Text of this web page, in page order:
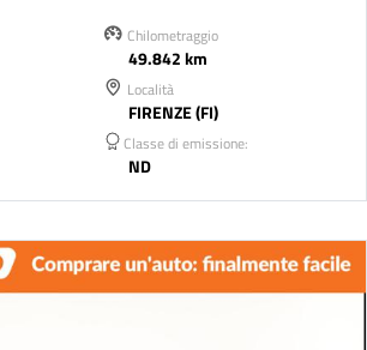
Chilometraggio
49.842 km
Località
FIRENZE (FI)
Classe di emissione:
ND